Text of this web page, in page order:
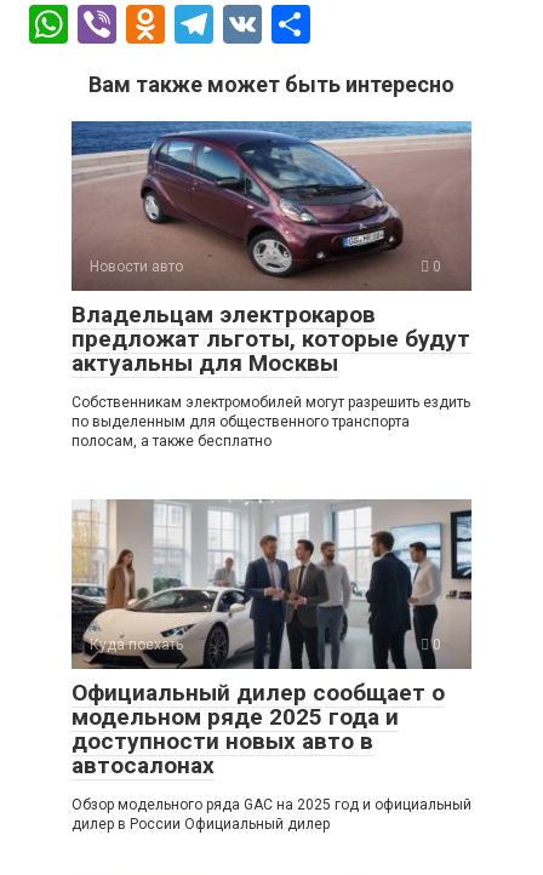
W
at
s
A
p
Vi
er
O
n
o
kl
a
ss
ni
ki
T
e
gr
a
m
V
п
р
а
в
и
ть
Вам также может быть интересно
Новости авто 0
Владельцам электрокаров
предложат льготы, которые будут
актуальны для Москвы
Собственникам электромобилей могут разрешить ездить
по выделенным для общественного транспорта
полосам, а также бесплатно
Куда поехать 0
Официальный дилер сообщает о
модельном ряде 2025 года и
доступности новых авто в
автосалонах
Обзор модельного ряда GAC на 2025 год и официальный
дилер в России Официальный дилер